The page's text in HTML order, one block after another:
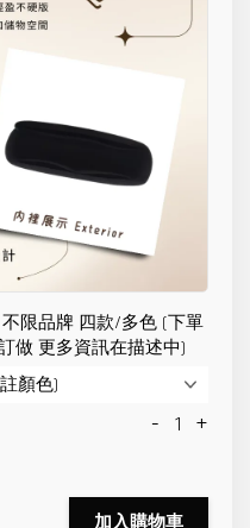
限品牌 四款/多色 (下單
做 更多資訊在描述中)
- +
加入購物車